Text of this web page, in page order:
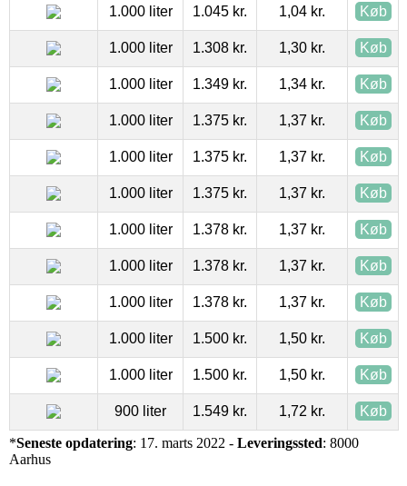
1.000 liter 1.045 kr. 1,04 kr. Køb
1.000 liter 1.308 kr. 1,30 kr. Køb
1.000 liter 1.349 kr. 1,34 kr. Køb
1.000 liter 1.375 kr. 1,37 kr. Køb
1.000 liter 1.375 kr. 1,37 kr. Køb
1.000 liter 1.375 kr. 1,37 kr. Køb
1.000 liter 1.378 kr. 1,37 kr. Køb
1.000 liter 1.378 kr. 1,37 kr. Køb
1.000 liter 1.378 kr. 1,37 kr. Køb
1.000 liter 1.500 kr. 1,50 kr. Køb
1.000 liter 1.500 kr. 1,50 kr. Køb
900 liter 1.549 kr. 1,72 kr. Køb
*Seneste opdatering: 17. marts 2022 - Leveringssted: 8000
Aarhus